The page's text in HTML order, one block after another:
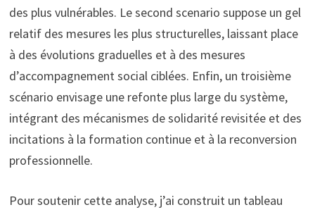
des plus vulnérables. Le second scenario suppose un gel
relatif des mesures les plus structurelles, laissant place
à des évolutions graduelles et à des mesures
d’accompagnement social ciblées. Enfin, un troisième
scénario envisage une refonte plus large du système,
intégrant des mécanismes de solidarité revisitée et des
incitations à la formation continue et à la reconversion
professionnelle.
Pour soutenir cette analyse, j’ai construit un tableau